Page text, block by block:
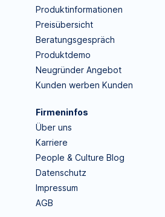
Produktinformationen
Preisübersicht
Beratungsgespräch
Produktdemo
Neugründer Angebot
Kunden werben Kunden
Firmeninfos
Über uns
Karriere
People & Culture Blog
Datenschutz
Impressum
AGB